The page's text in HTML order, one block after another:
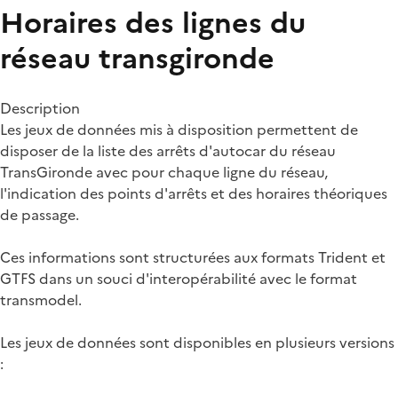
Horaires des lignes du
réseau transgironde
Description
Les jeux de données mis à disposition permettent de
disposer de la liste des arrêts d'autocar du réseau
TransGironde avec pour chaque ligne du réseau,
l'indication des points d'arrêts et des horaires théoriques
de passage.
Ces informations sont structurées aux formats Trident et
GTFS dans un souci d'interopérabilité avec le format
transmodel.
Les jeux de données sont disponibles en plusieurs versions
: